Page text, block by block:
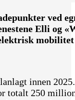
ved
Elli og
innen 2025.
totalt 250